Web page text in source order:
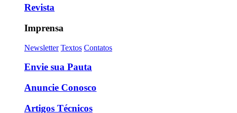
Revista
Imprensa
Newsletter Textos Contatos
Envie sua Pauta
Anuncie Conosco
Artigos Técnicos